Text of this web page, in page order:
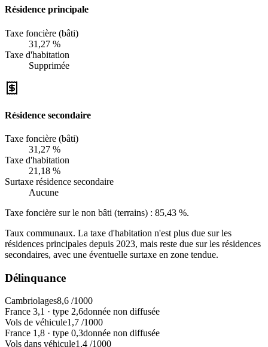
Résidence principale
Taxe foncière (bâti)
31,27 %
Taxe d'habitation
Supprimée
Résidence secondaire
Taxe foncière (bâti)
31,27 %
Taxe d'habitation
21,18 %
Surtaxe résidence secondaire
Aucune
Taxe foncière sur le non bâti (terrains) : 85,43 %.
Taux communaux. La taxe d'habitation n'est plus due sur les
résidences principales depuis 2023, mais reste due sur les résidences
secondaires, avec une éventuelle surtaxe en zone tendue.
Délinquance
Cambriolages8,6 /1000
France 3,1 · type 2,6donnée non diffusée
Vols de véhicule1,7 /1000
France 1,8 · type 0,3donnée non diffusée
Vols dans véhicule1,4 /1000